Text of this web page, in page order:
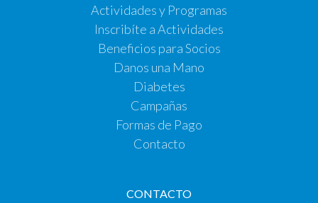
Actividades y Programas
Inscribíte a Actividades
Beneficios para Socios
Danos una Mano
Diabetes
Campañas
Formas de Pago
Contacto
CONTACTO